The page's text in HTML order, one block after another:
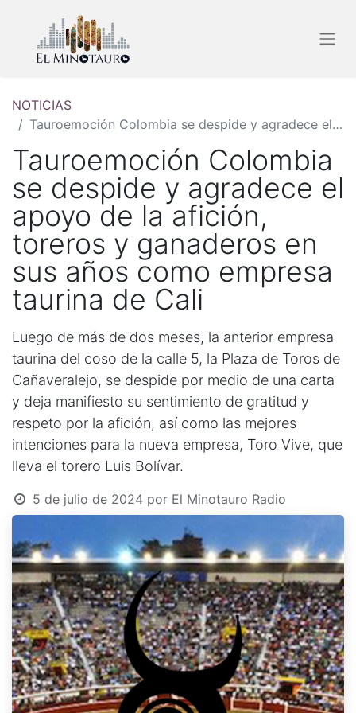
NOTICIAS
Tauroemoción Colombia se despide y agradece el apoyo de la afición, toreros y ganaderos en sus años como empresa taurina de Cali
Tauroemoción Colombia
se despide y agradece el
apoyo de la afición,
toreros y ganaderos en
sus años como empresa
taurina de Cali
Luego de más de dos meses, la anterior empresa
taurina del coso de la calle 5, la Plaza de Toros de
Cañaveralejo, se despide por medio de una carta
y deja manifiesto su sentimiento de gratitud y
respeto por la afición, así como las mejores
intenciones para la nueva empresa, Toro Vive, que
lleva el torero Luis Bolívar.
5 de julio de 2024 por El Minotauro Radio